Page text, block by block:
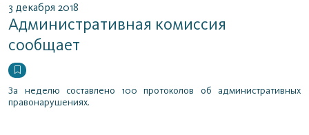
3 декабря 2018
Административная комиссия
сообщает
За неделю составлено 100 протоколов об административных
правонарушениях.